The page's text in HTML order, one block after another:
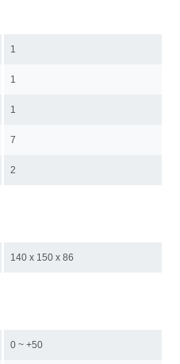
1
1
1
7
2
140 x 150 x 86
0 ~ +50